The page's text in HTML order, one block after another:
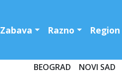
Zabava Razno Region
BEOGRAD NOVI SAD